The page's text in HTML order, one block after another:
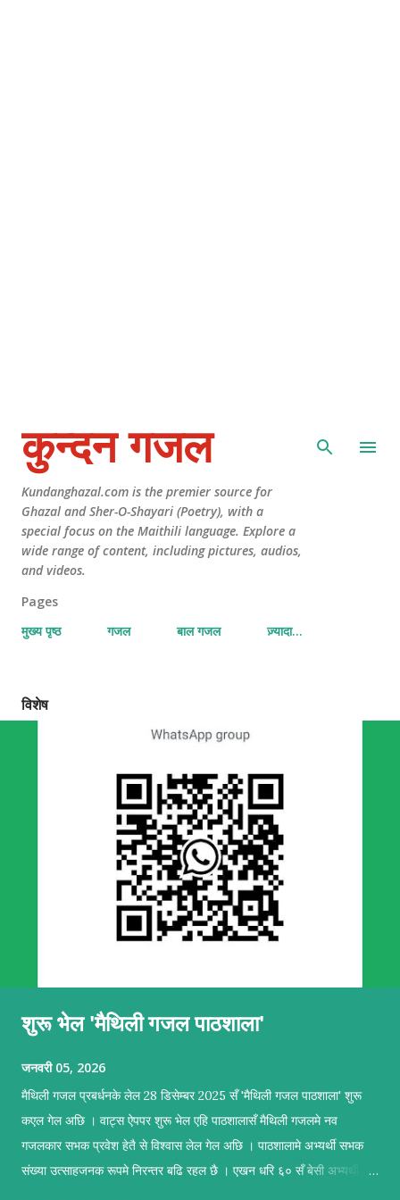
कुन्दन गजल
Kundanghazal.com is the premier source for
Ghazal and Sher-O-Shayari (Poetry), with a
special focus on the Maithili language. Explore a
wide range of content, including pictures, audios,
and videos.
Pages
मुख्य पृष्ठ
गजल बाल गजल ज़्यादा…
विशेष
शुरू भेल 'मैथिली गजल पाठशाला'
जनवरी 05, 2026
मैथिली गजल प्रबर्धनके लेल 28 डिसेम्बर 2025 सँ 'मैथिली गजल पाठशाला' शुरू
कएल गेल अछि । वाट्स ऐपपर शुरू भेल एहि पाठशालासँ मैथिली गजलमे नव
गजलकार सभक प्रवेश हेतै से विश्वास लेल गेल अछि । पाठशालामे अभ्यर्थी सभक
संख्या उत्साहजनक रूपमे निरन्तर बढि रहल छै । एखन धरि ६० सँ बेसी अभ्यर्थी सब